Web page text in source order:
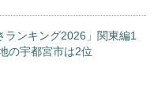
ランキング2026」関東編1
の宇都宮市は2位